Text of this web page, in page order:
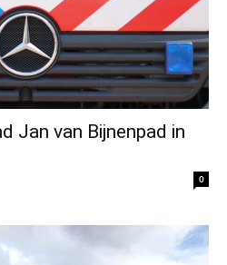
Jan van Bijnenpad in
0